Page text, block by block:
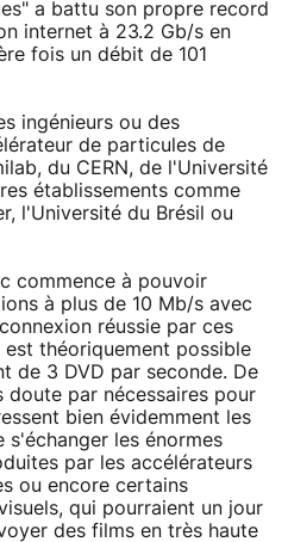
a battu son propre record
internet à 23.2 Gb/s en
fois un débit de 101
ingénieurs ou des
de particules de
du CERN, de l'Université
établissements comme
l'Université du Brésil ou
commence à pouvoir
à plus de 10 Mb/s avec
réussie par ces
théoriquement possible
de 3 DVD par seconde. De
doute par nécessaires pour
bien évidemment les
s'échanger les énormes
par les accélérateurs
ou encore certains
qui pourraient un jour
des films en très haute